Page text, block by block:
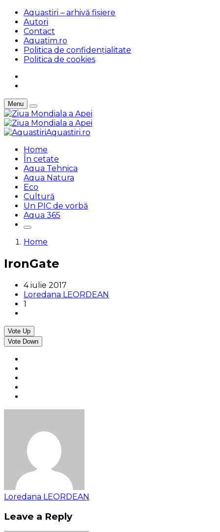
Aquaștiri – arhivă fișiere
Autori
Contact
Aquatim.ro
Politica de confidențialitate
Politica de cookies
Menu
Aquastiri.ro
Home
În cetate
Aqua Tehnica
Aqua Natura
Eco
Cultură
Un PIC de vorbă
Aqua 365
Home
IronGate
4 iulie 2017
Loredana LEORDEAN
1
Vote Up
Vote Down
Loredana LEORDEAN
Leave a Reply